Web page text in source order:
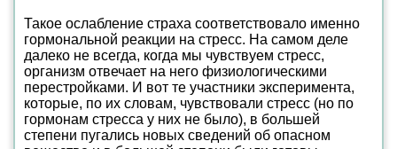
Такое ослабление страха соответствовало именно
гормональной реакции на стресс. На самом деле
далеко не всегда, когда мы чувствуем стресс,
организм отвечает на него физиологическими
перестройками. И вот те участники эксперимента,
которые, по их словам, чувствовали стресс (но по
гормонам стресса у них не было), в большей
степени пугались новых сведений об опасном